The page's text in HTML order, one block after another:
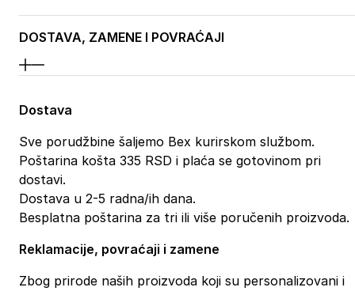
DOSTAVA, ZAMENE I POVRAĆAJI
Dostava
Sve porudžbine šaljemo Bex kurirskom službom.
Poštarina košta 335 RSD i plaća se gotovinom pri
dostavi.
Dostava u 2-5 radna/ih dana.
Besplatna poštarina za tri ili više poručenih proizvoda.
Reklamacije, povraćaji i zamene
Zbog prirode naših proizvoda koji su personalizovani i